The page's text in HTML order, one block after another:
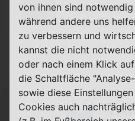
Asus ROG
von ihnen sind
während andere uns
zu verbessern und
kannst die nicht
oder nach einem Klick
die Schaltfläche
sowie diese
Cookies auch